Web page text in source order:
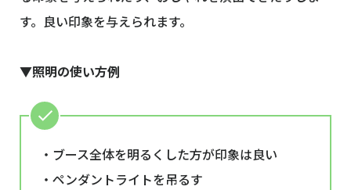
す。良い印象を与えられます。
▼照明の使い方例
・ブース全体を明るくした方が印象は良い
・ペンダントライトを吊るす